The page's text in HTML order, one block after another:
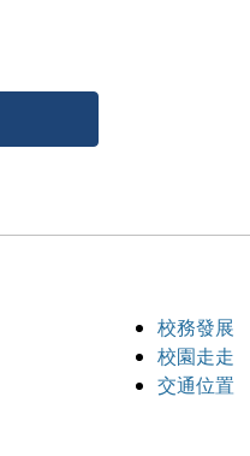
校務發展
校園走走
交通位置